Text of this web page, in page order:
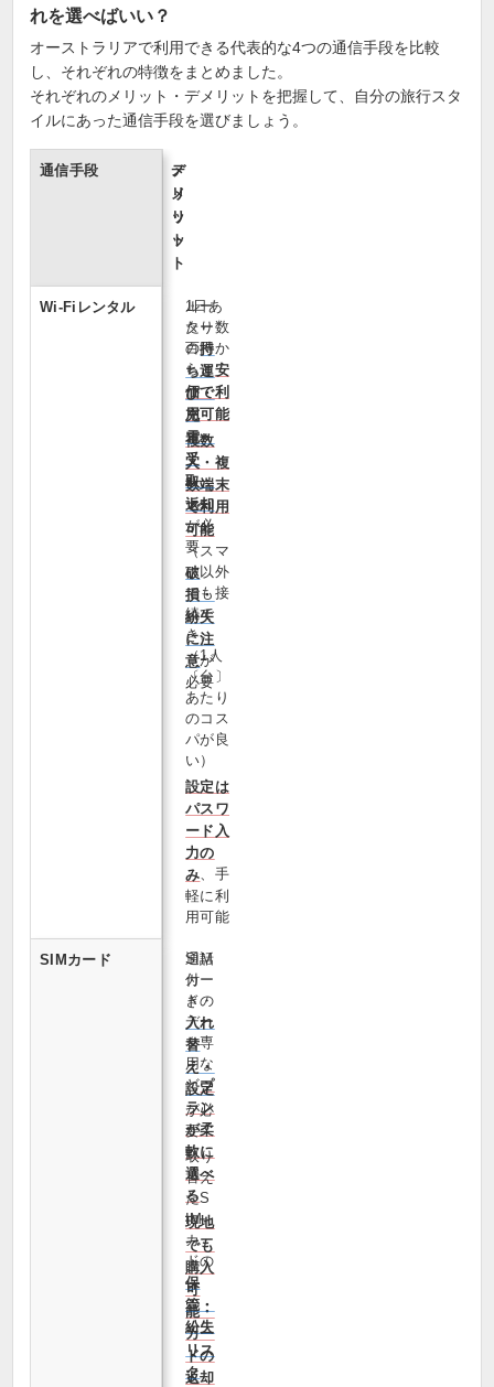
れを選べばいい？
オーストラリアで利用できる代表的な4つの通信手段を比較
し、それぞれの特徴をまとめました。
それぞれのメリット・デメリットを把握して、自分の旅行スタ
イルにあった通信手段を選びましょう。
通信手段
メ
リ
ッ
ト
デ
メ
リ
ッ
ト
Wi‑Fiレンタル
1日あ
たり数
百円か
らと安
価で利
用可能
複数
人・複
数端末
で利用
可能
（スマ
ホ以外
でも接
続で
き、
（1人
〔台〕
あたり
のコス
パが良
い）
設定は
パスワ
ード入
力の
み 、手
軽に利
用可能
ルー
ター
の持
ち運
び・
充
電・
受
取・
返却
が必
要
破
損・
紛失
に注
意が
必要
SIMカード
通話
付
き・
デー
タ専
用な
どプ
ラン
が柔
軟に
選べ
る
現地
でも
購入
可
能・
カー
ドの
返却
SIM
カー
ドの
入れ
替
え・
設定
が必
要
取り
替え
たS
IM
カー
ドの
保
管・
紛失
リス
ク